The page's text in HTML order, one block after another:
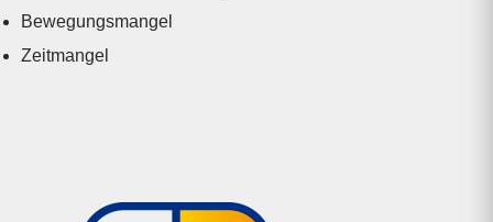
Bewegungs­mangel
Zeitmangel